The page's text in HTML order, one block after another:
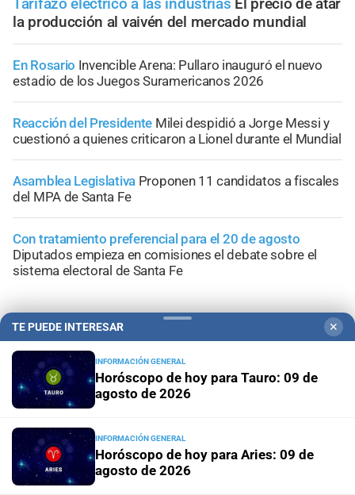
Tarifazo eléctrico a las industrias El precio de atar
la producción al vaivén del mercado mundial
En Rosario Invencible Arena: Pullaro inauguró el nuevo
estadio de los Juegos Suramericanos 2026
Reacción del Presidente Milei despidió a Jorge Messi y
cuestionó a quienes criticaron a Lionel durante el Mundial
Asamblea Legislativa Proponen 11 candidatos a fiscales
del MPA de Santa Fe
Con tratamiento preferencial para el 20 de agosto
Diputados empieza en comisiones el debate sobre el
sistema electoral de Santa Fe
+ Área Metropolitana
TE PUEDE INTERESAR ✕
INFORMACIÓN GENERAL
Horóscopo de hoy para Tauro: 09 de
agosto de 2026
INFORMACIÓN GENERAL
Horóscopo de hoy para Aries: 09 de
agosto de 2026